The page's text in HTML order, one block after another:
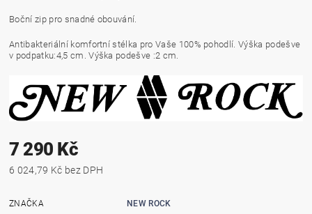
Boční zip pro snadné obouvání.
Antibakteriální komfortní stélka pro Vaše 100% pohodlí. Výška podešve
v podpatku:4,5 cm. Výška podešve :2 cm.
7 290 Kč
6 024,79 Kč bez DPH
ZNAČKA
NEW ROCK